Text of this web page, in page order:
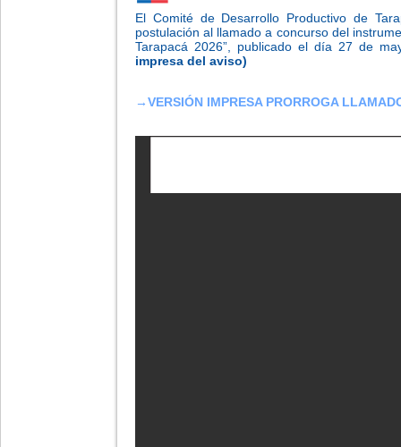
El Comité de Desarrollo Productivo de
postulación al llamado a concurso del
Tarapacá 2026”, publicado el día 27 de
impresa del aviso)
→VERSIÓN IMPRESA PRORROGA